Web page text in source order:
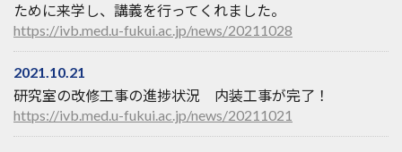
ために来学し、講義を行ってくれました。
https://ivb.med.u-fukui.ac.jp/news/20211028
2021.10.21
研究室の改修工事の進捗状況 内装工事が完了！
https://ivb.med.u-fukui.ac.jp/news/20211021